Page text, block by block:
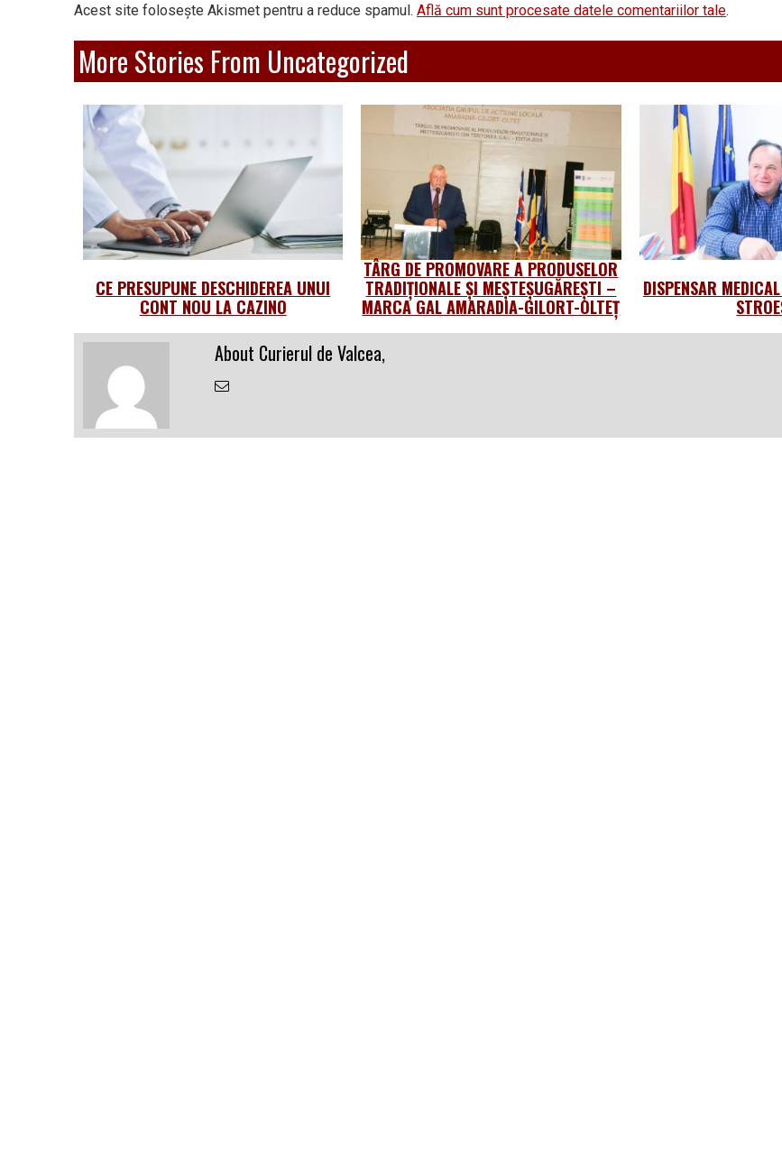
Acest site folosește Akismet pentru a reduce spamul. Află cum sunt procesate datele comentariilor tale.
More Stories From Uncategorized
CE PRESUPUNE DESCHIDEREA UNUI
CONT NOU LA CAZINO
TÂRG DE PROMOVARE A PRODUSELOR
TRADIȚIONALE ȘI MEȘTEȘUGĂREȘTI –
MARCA GAL AMARADIA-GILORT-OLTEȚ
DISPENSAR
About Curierul de Valcea,
Email